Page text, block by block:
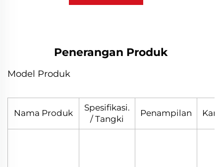
Penerangan Produk
Model Produk
Nama Produk
Spesifikasi.
/ Tangki
Penampilan